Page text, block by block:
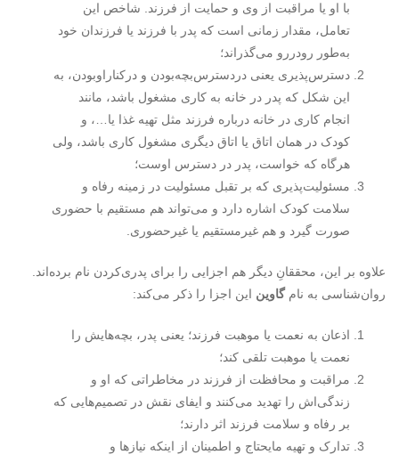
با او یا مراقبت از وی و حمایت از فرزند. شاخص این
تعامل، مقدار زمانی است که پدر با فرزند یا فرزندان خود
به‌طور رودررو می‌گذراند؛
دسترس‌پذیری یعنی دردسترس‌بچه‌بودن و در‌کناراو‌‌بودن، به
این شکل که پدر در خانه به کاری مشغول باشد، مانند
انجام کاری در خانه درباره فرزند مثل تهیه غذا یا…، و
کودک در همان اتاق یا اتاق دیگری مشغول کاری باشد، ولی
هرگاه که خواست، پدر در دسترس اوست؛
مسئولیت‌پذیری که بر تقبل مسئولیت در زمینه رفاه و
سلامت کودک اشاره دارد و می‌تواند هم مستقیم با حضوری
صورت گیرد و هم غیرمستقیم یا غیرحضوری.
علاوه بر این، محققانِ دیگر هم اجزایی را برای پدری‌کردن نام برده‌اند.
روان‌شناسی به نام گاوین این اجزا را ذکر می‌کند:
اذعان به نعمت یا موهبت فرزند؛ یعنی پدر، بچه‌هایش را
نعمت یا موهبت تلقی کند؛
مراقبت و محافظت از فرزند در مخاطراتی که او و
زندگی‌اش را تهدید می‌کنند و ایفای نقش در تصمیم‌هایی که
بر رفاه و سلامت فرزند اثر دارند؛
تدارک و تهیه مایحتاج و اطمینان از اینکه نیازها و